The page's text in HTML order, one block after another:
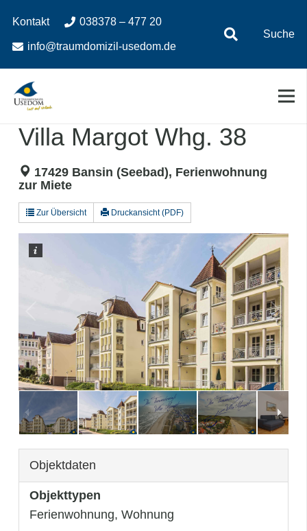
Inhalt
springen
Navigation
springen
Kontakt 038378 – 477 20
info@traumdomizil-usedom.de
Suche
Villa Margot Whg. 38
17429 Bansin (Seebad), Ferienwohnung
zur Miete
Zur Übersicht Druckansicht (PDF)
3/52
Objektdaten
Objekttypen
Ferienwohnung, Wohnung